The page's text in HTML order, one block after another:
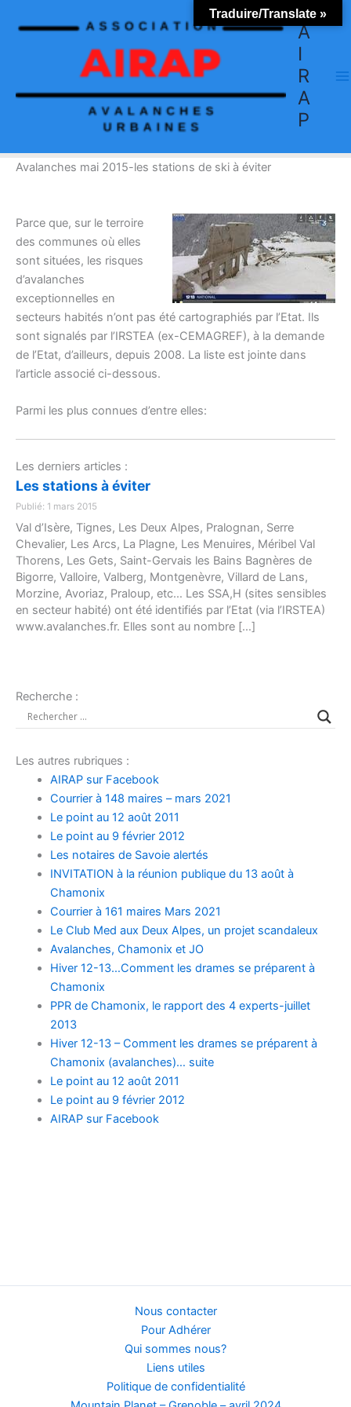
A
I
R
A
P
Avalanches mai 2015-les stations de ski à éviter
Parce que, sur le terroire
des communes où elles
sont situées, les risques
d’avalanches
exceptionnelles en
secteurs habités n’ont pas été cartographiés par l’Etat. Ils
sont signalés par l’IRSTEA (ex-CEMAGREF), à la demande
de l’Etat, d’ailleurs, depuis 2008. La liste est jointe dans
l’article associé ci-dessous.
Parmi les plus connues d’entre elles:
Les derniers articles :
Les stations à éviter
Publié: 1 mars 2015
Val d’Isère, Tignes, Les Deux Alpes, Pralognan, Serre
Chevalier, Les Arcs, La Plagne, Les Menuires, Méribel Val
Thorens, Les Gets, Saint-Gervais les Bains Bagnères de
Bigorre, Valloire, Valberg, Montgenèvre, Villard de Lans,
Morzine, Avoriaz, Praloup, etc… Les SSA,H (sites sensibles
en secteur habité) ont été identifiés par l’Etat (via l’IRSTEA)
www.avalanches.fr. Elles sont au nombre […]
Recherche :
Les autres rubriques :
AIRAP sur Facebook
Courrier à 148 maires – mars 2021
Le point au 12 août 2011
Le point au 9 février 2012
Les notaires de Savoie alertés
INVITATION à la réunion publique du 13 août à
Chamonix
Courrier à 161 maires Mars 2021
Le Club Med aux Deux Alpes, un projet scandaleux
Avalanches, Chamonix et JO
Hiver 12-13…Comment les drames se préparent à
Chamonix
PPR de Chamonix, le rapport des 4 experts-juillet
2013
Hiver 12-13 – Comment les drames se préparent à
Chamonix (avalanches)… suite
Le point au 12 août 2011
Le point au 9 février 2012
AIRAP sur Facebook
Nous contacter
Pour Adhérer
Qui sommes nous?
Liens utiles
Politique de confidentialité
Traduire/Translate »